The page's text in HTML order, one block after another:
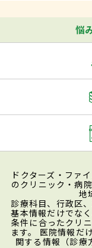
悩
ドクターズ・ファ
のクリニック・病
地
診療科目、行政区
基本情報だけでな
条件に合ったクリ
ます。 医院情報だ
関する情報（診療